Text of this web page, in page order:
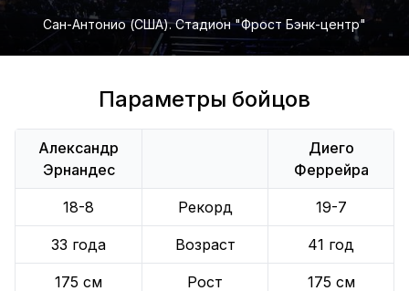
Сан-Антонио (США). Стадион "Фрост Бэнк-центр"
Параметры бойцов
Александр
Эрнандес
Диего
Феррейра
18-8 Рекорд 19-7
33 года Возраст 41 год
175 см Рост 175 см